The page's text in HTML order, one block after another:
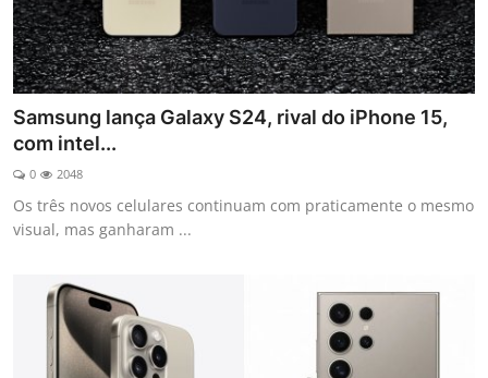
Samsung lança Galaxy S24, rival do iPhone 15,
com intel...
0 2048
Os três novos celulares continuam com praticamente o mesmo
visual, mas ganharam ...